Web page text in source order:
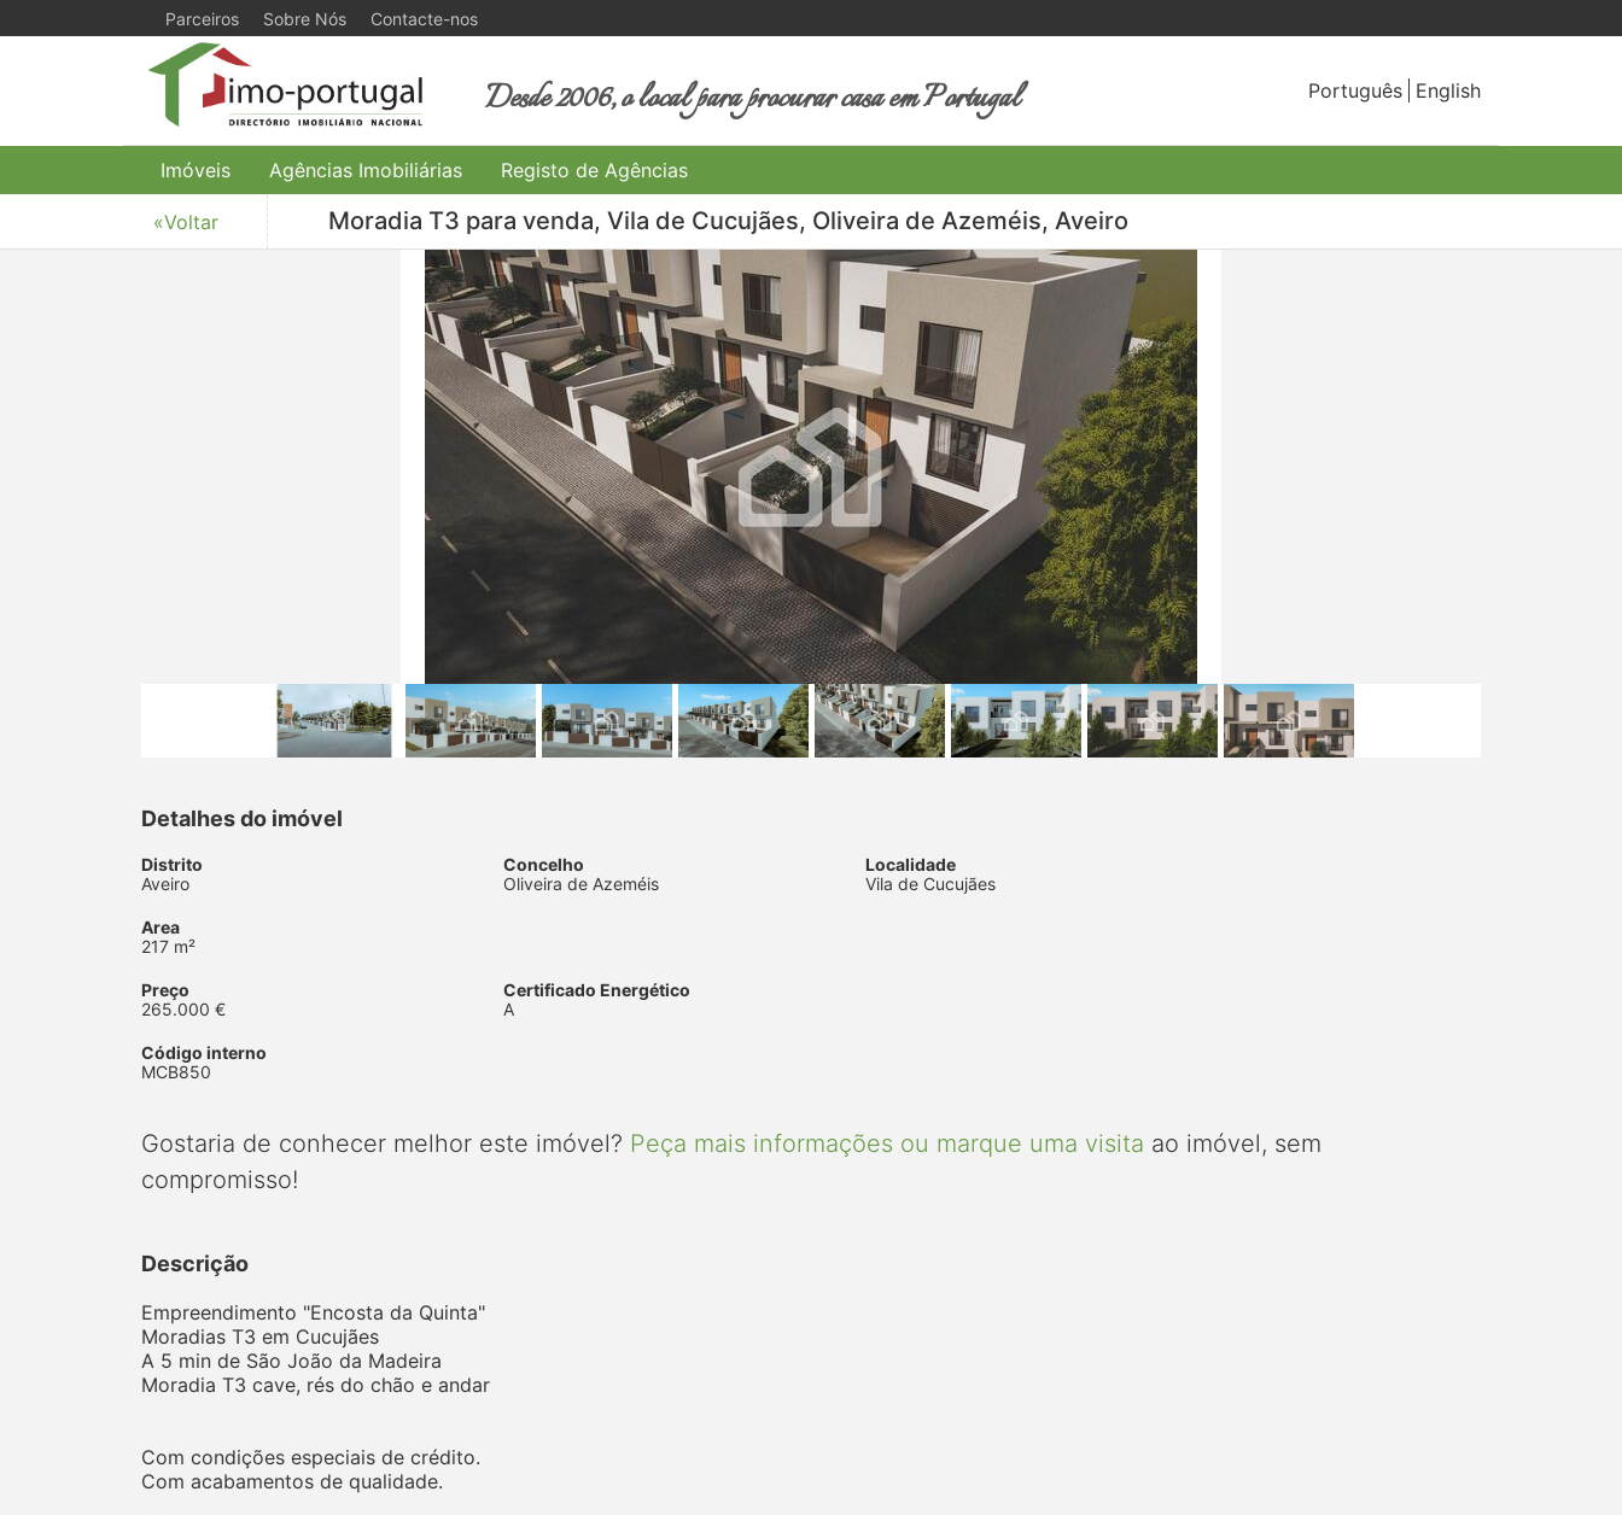
Parceiros Sobre Nós Contacte-nos
Desde 2006, o local para procurar casa em Portugal Português English
Imóveis Agências Imobiliárias Registo de Agências
«Voltar Moradia T3 para venda, Vila de Cucujães, Oliveira de Azeméis, Aveiro
Detalhes do imóvel
Distrito
Aveiro
Concelho
Oliveira de Azeméis
Localidade
Vila de Cucujães
Area
217 m²
Preço
265.000 €
Certificado Energético
A
Código interno
MCB850
Gostaria de conhecer melhor este imóvel? Peça mais informações ou marque uma visita ao imóvel, sem
compromisso!
Descrição
Empreendimento "Encosta da Quinta"
Moradias T3 em Cucujães
A 5 min de São João da Madeira
Moradia T3 cave, rés do chão e andar
Com condições especiais de crédito.
Com acabamentos de qualidade.